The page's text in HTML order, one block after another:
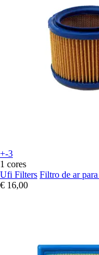
+-3
1 cores
Ufi Filters Filtro de ar
€ 16,00